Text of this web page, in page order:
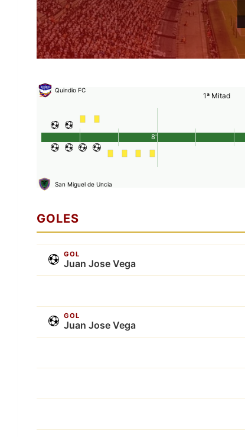
Quindio FC
1ª Mitad
San Miguel de Uncia
8'
GOLES
GOL
Juan Jose Vega
GOL
Juan Jose Vega